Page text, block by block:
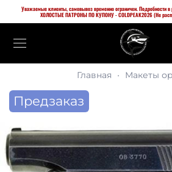
Уважаемые клиенты, самовывоз временно ограничен.
ХОЛОСТЫЕ ПАТРОНЫ ПО КУПОНУ - COLDPEAK2026 (Не
Главная Макеты
Предзаказ